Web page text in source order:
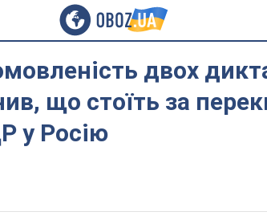
двох
що стоїть за
у Росію